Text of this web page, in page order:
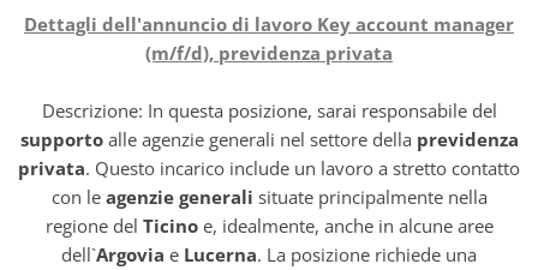
Dettagli dell'annuncio di lavoro Key account manager
(m/f/d), previdenza privata
Descrizione: In questa posizione, sarai responsabile del
supportoalle agenzie generali nel settore della previdenza
privata. Questo incarico include un lavoro a stretto contatto
con le agenzie generali situate principalmente nella
regione del Ticinoe, idealmente, anche in alcune aree
dell`Argovia e Lucerna. La posizione richiede una